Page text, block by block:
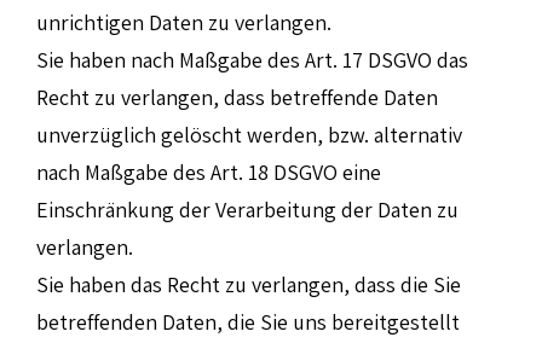
unrichtigen Daten zu verlangen.
Sie haben nach Maßgabe des Art. 17 DSGVO das
Recht zu verlangen, dass betreffende Daten
unverzüglich gelöscht werden, bzw. alternativ
nach Maßgabe des Art. 18 DSGVO eine
Einschränkung der Verarbeitung der Daten zu
verlangen.
Sie haben das Recht zu verlangen, dass die Sie
betreffenden Daten, die Sie uns bereitgestellt